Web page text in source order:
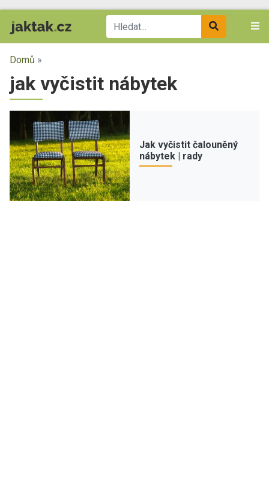
Domů »
jak vyčistit nábytek
Jak vyčistit čalouněný
nábytek | rady